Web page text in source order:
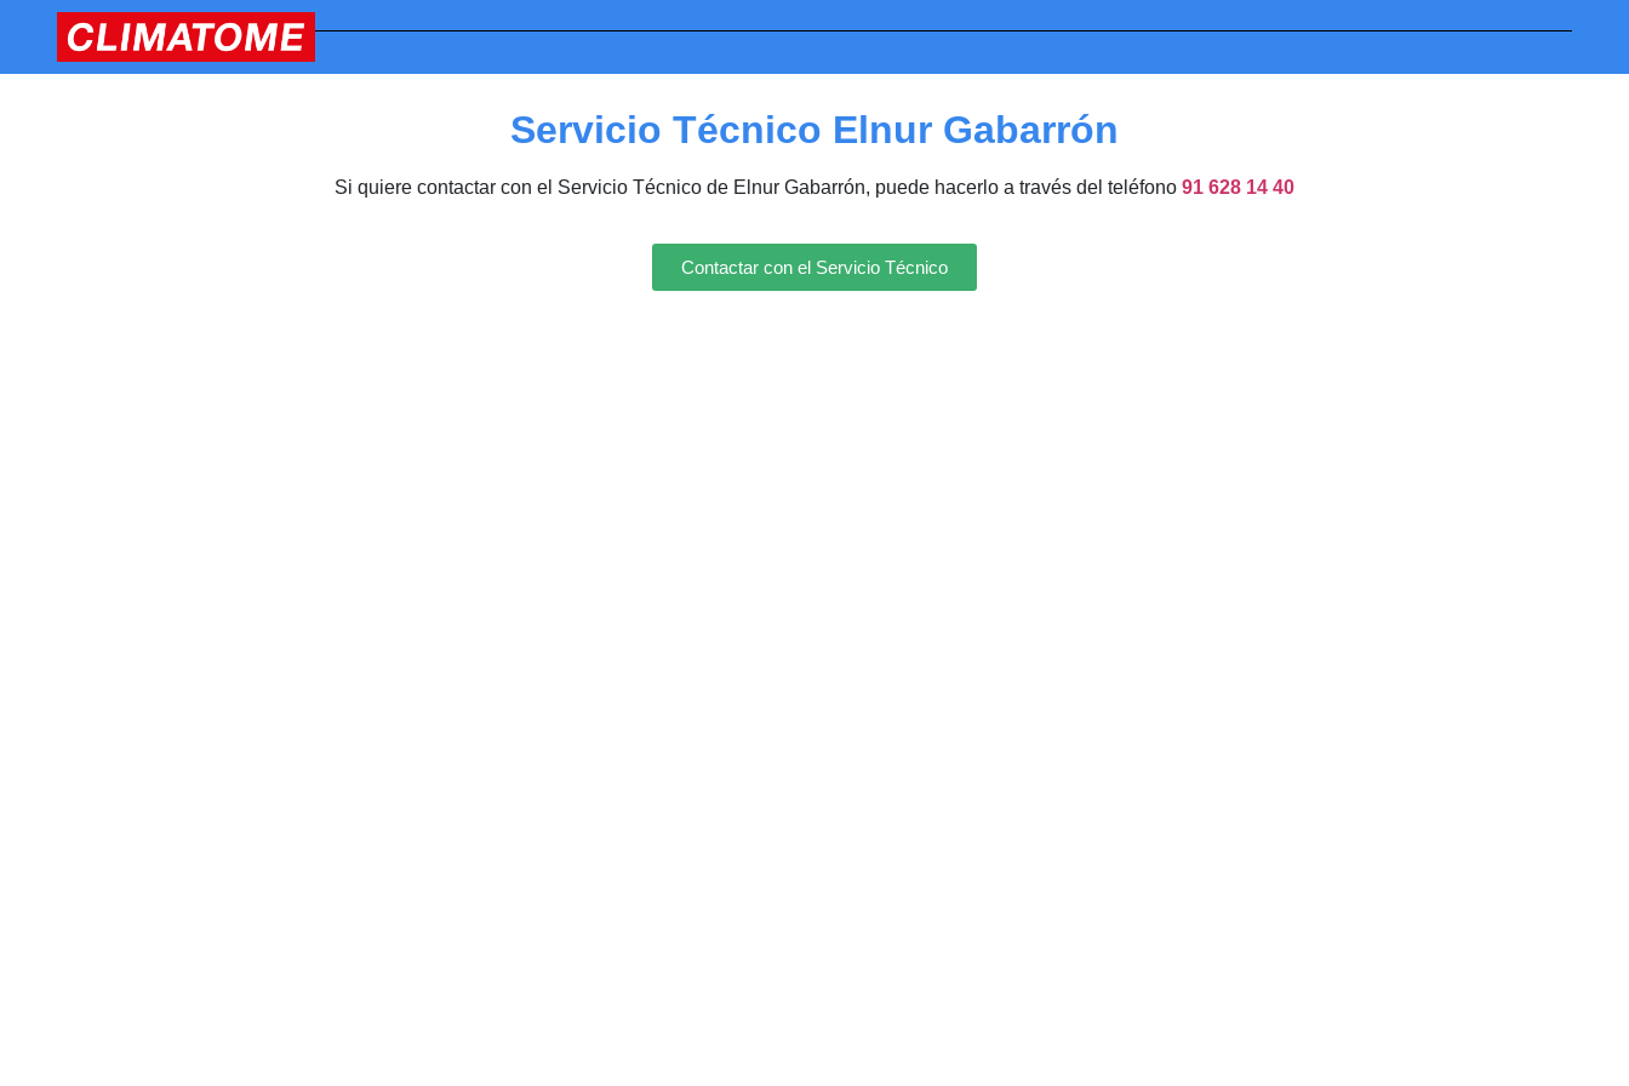
Servicio Técnico Elnur Gabarrón
Si quiere contactar con el Servicio Técnico de Elnur Gabarrón, puede hacerlo a través del teléfono 91 628 14 40
Contactar con el Servicio Técnico